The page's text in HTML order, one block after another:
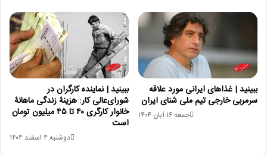
ببینید | نماینده کارگران در
شورای‌عالی کار: هزینۀ زندگی ماهانۀ
خانوار کارگری ۴۰ تا ۴۵ میلیون تومان
است
دوشنبه ۴ اسفند ۱۴۰۴
ببینید | غذاهای ایرانی مورد علاقه
سرمربی خارجی تیم ملی شنای ایران
جمعه ۱۶ آبان ۱۴۰۴